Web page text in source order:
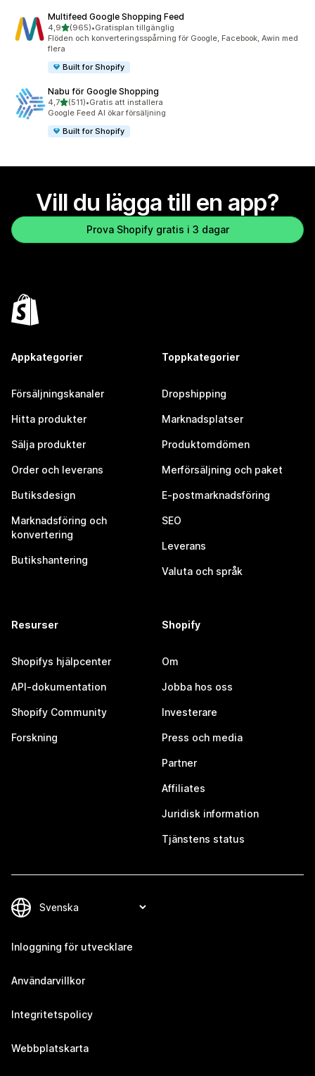
Multifeed Google Shopping Feed
4,9av 5 stjärnor
(965)
965 recensioner totalt
•Gratisplan tillgänglig
Flöden och konverteringsspårning för Google, Facebook, Awin med
flera
Built for Shopify
Nabu för Google Shopping
4,7av 5 stjärnor
(511)
511 recensioner totalt
•Gratis att installera
Google Feed AI ökar försäljning
Built for Shopify
Vill du lägga till en app?
Prova Shopify gratis i 3 dagar
Appkategorier
Försäljningskanaler
Hitta produkter
Sälja produkter
Order och leverans
Butiksdesign
Marknadsföring och
konvertering
Butikshantering
Toppkategorier
Dropshipping
Marknadsplatser
Produktomdömen
Merförsäljning och paket
E-postmarknadsföring
SEO
Leverans
Valuta och språk
Resurser
Shopifys hjälpcenter
API-dokumentation
Shopify Community
Forskning
Shopify
Om
Jobba hos oss
Investerare
Press och media
Partner
Affiliates
Juridisk information
Tjänstens status
Inloggning för utvecklare
Användarvillkor
Integritetspolicy
Webbplatskarta